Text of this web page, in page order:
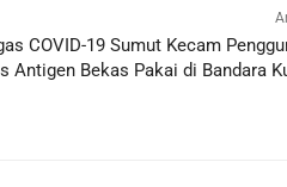
COVID-19 Sumut Kecam
Antigen Bekas Pakai di Bandara